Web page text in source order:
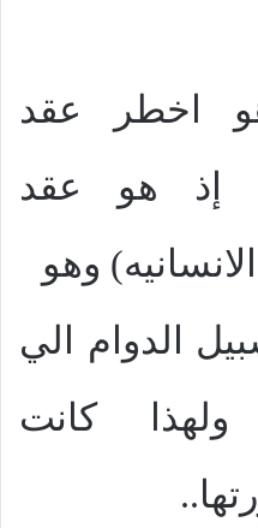
اخطر عقد
إذ هو عقد
وهو
الدوام الي
ولهذا كانت